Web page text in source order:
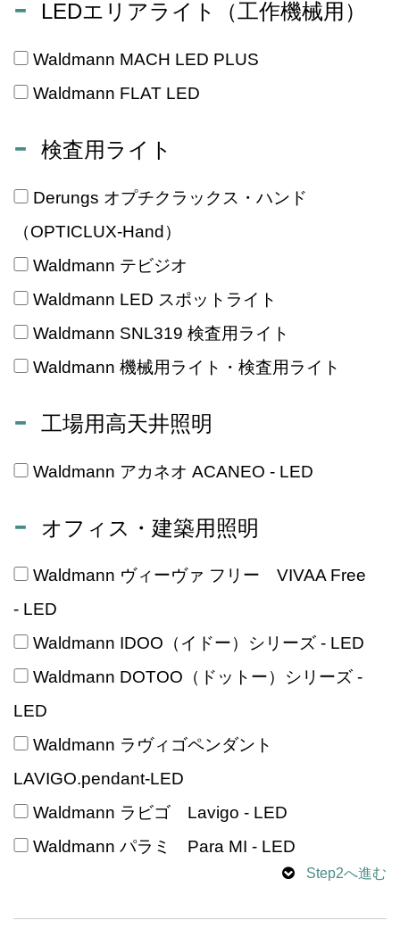
LEDエリアライト（工作機械用）
Waldmann MACH LED PLUS
Waldmann FLAT LED
検査用ライト
Derungs オプチクラックス・ハンド
（OPTICLUX-Hand）
Waldmann テビジオ
Waldmann LED スポットライト
Waldmann SNL319 検査用ライト
Waldmann 機械用ライト・検査用ライト
工場用高天井照明
Waldmann アカネオ ACANEO - LED
オフィス・建築用照明
Waldmann ヴィーヴァ フリー VIVAA Free
- LED
Waldmann IDOO（イドー）シリーズ - LED
Waldmann DOTOO（ドットー）シリーズ -
LED
Waldmann ラヴィゴペンダント
LAVIGO.pendant-LED
Waldmann ラビゴ Lavigo - LED
Waldmann パラミ Para MI - LED
Step2へ進む